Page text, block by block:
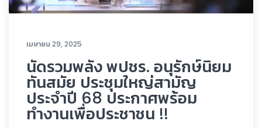
เมษายน 29, 2025
นัดรวมพลัง พปชร. อนุรักษ์นิยม
ทันสมัย ประชุมใหญ่สามัญ
ประจำปี 68 ประกาศพร้อม
ทำงานเพื่อประชาชน !!